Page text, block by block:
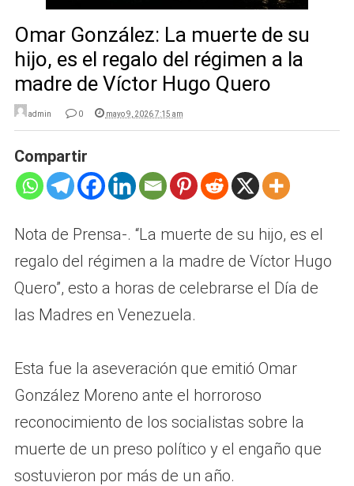
Omar González: La muerte de su
hijo, es el regalo del régimen a la
madre de Víctor Hugo Quero
admin 0 mayo 9, 2026 7:15 am
Compartir
Nota de Prensa-. “La muerte de su hijo, es el
regalo del régimen a la madre de Víctor Hugo
Quero”, esto a horas de celebrarse el Día de
las Madres en Venezuela.
Esta fue la aseveración que emitió Omar
González Moreno ante el horroroso
reconocimiento de los socialistas sobre la
muerte de un preso político y el engaño que
sostuvieron por más de un año.